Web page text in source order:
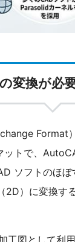
変換が必
Format
ットで、
ソフトのほぼ
2D）に変換す
工図として利